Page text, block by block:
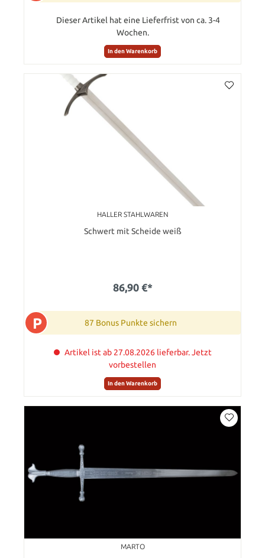
Dieser Artikel hat eine Lieferfrist von ca. 3-4
Wochen.
In den Warenkorb
HALLER STAHLWAREN
Schwert mit Scheide weiß
86,90 €*
P 87 Bonus Punkte sichern
Artikel ist ab 27.08.2026 lieferbar. Jetzt
vorbestellen
In den Warenkorb
MARTO